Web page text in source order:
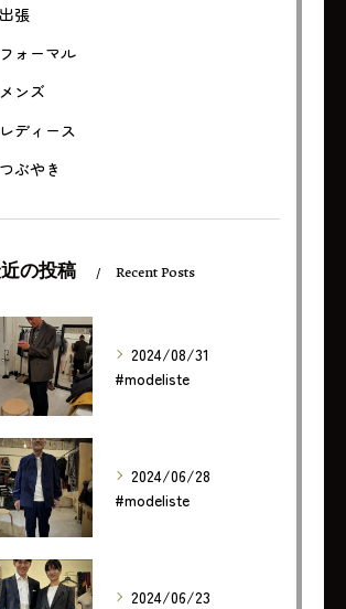
出張
フォーマル
メンズ
レディース
つぶやき
の投稿 Recent Posts
2024/08/31
#modeliste
2024/06/28
#modeliste
2024/06/23